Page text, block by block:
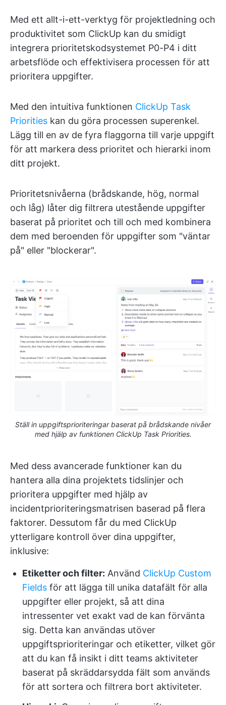
Med ett allt-i-ett-verktyg för projektledning och
produktivitet som ClickUp kan du smidigt
integrera prioritetskodsystemet P0-P4 i ditt
arbetsflöde och effektivisera processen för att
prioritera uppgifter.
Med den intuitiva funktionen ClickUp Task
Priorities kan du göra processen superenkel.
Lägg till en av de fyra flaggorna till varje uppgift
för att markera dess prioritet och hierarki inom
ditt projekt.
Prioritetsnivåerna (brådskande, hög, normal
och låg) låter dig filtrera utestående uppgifter
baserat på prioritet och till och med kombinera
dem med beroenden för uppgifter som "väntar
på" eller "blockerar".
Ställ in uppgiftsprioriteringar baserat på brådskande nivåer
med hjälp av funktionen ClickUp Task Priorities.
Med dess avancerade funktioner kan du
hantera alla dina projektets tidslinjer och
prioritera uppgifter med hjälp av
incidentprioriteringsmatrisen baserad på flera
faktorer. Dessutom får du med ClickUp
ytterligare kontroll över dina uppgifter,
inklusive:
Etiketter och filter: Använd ClickUp Custom
Fields för att lägga till unika datafält för alla
uppgifter eller projekt, så att dina
intressenter vet exakt vad de kan förvänta
sig. Detta kan användas utöver
uppgiftsprioriteringar och etiketter, vilket gör
att du kan få insikt i ditt teams aktiviteter
baserat på skräddarsydda fält som används
för att sortera och filtrera bort aktiviteter.